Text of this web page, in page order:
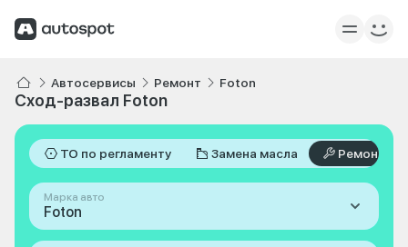
Автосервисы Ремонт Foton
Сход-развал Foton
ТО по регламенту Замена масла Ремонт
Марка авто
Foton